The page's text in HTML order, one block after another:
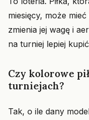
miesięcy, może
zmienia jej wagę i
na turniej lepiej
Czy kolorowe
turniejach?
Tak, o ile dany